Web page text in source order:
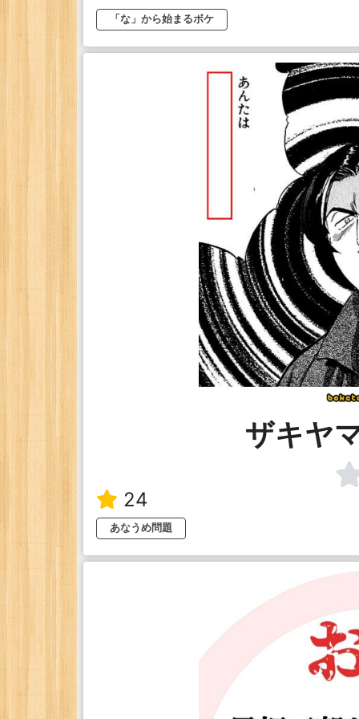
「な」から始まるボケ
ザキヤ
24
あなうめ問題